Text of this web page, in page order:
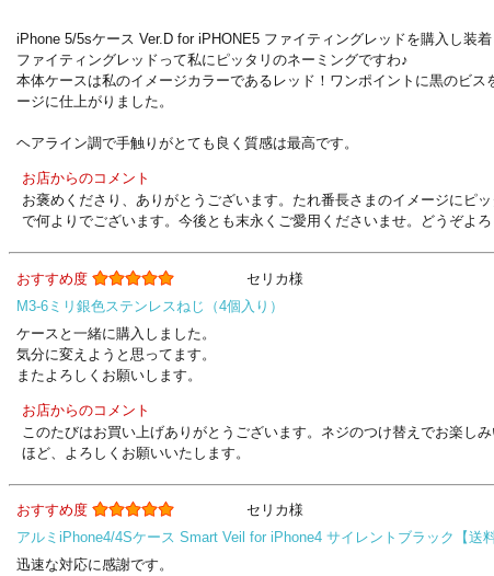
iPhone 5/5sケース Ver.D for iPHONE5 ファイティングレッドを購入し装着
ファイティングレッドって私にピッタリのネーミングですわ♪
本体ケースは私のイメージカラーであるレッド！ワンポイントに黒のビ
ージに仕上がりました。
ヘアライン調で手触りがとても良く質感は最高です。
お店からのコメント
お褒めくださり、ありがとうございます。たれ番長さまのイメージにピ
で何よりでございます。今後とも末永くご愛用くださいませ。どうぞよろ
おすすめ度 セリカ様
M3-6ミリ銀色ステンレスねじ（4個入り）
ケースと一緒に購入しました。
気分に変えようと思ってます。
またよろしくお願いします。
お店からのコメント
このたびはお買い上げありがとうございます。ネジのつけ替えでお楽し
ほど、よろしくお願いいたします。
おすすめ度 セリカ様
アルミiPhone4/4Sケース Smart Veil for iPhone4 サイレントブラック【送料
迅速な対応に感謝です。